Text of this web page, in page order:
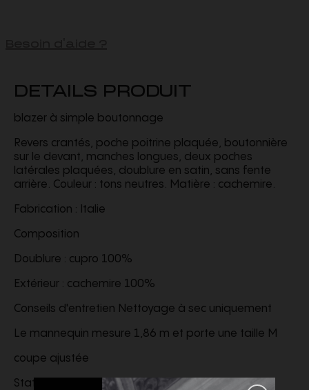
DETAILS PRODUIT
blazer à simple boutonnage
Revers crantés, poche poitrine plaquée, boutonnière
sur le devant, manches longues, deux poches
latérales plaquées, doublure en satin, sans fente
arrière. Couleur : tons neutres. Matière : cachemire.
Fabrication : Italie
Composition
Doublure : cupro 100%
Extérieur : cachemire 100%
Conseils d'entretien Nettoyage à sec uniquement
Le mannequin mesure 1,86 m et porte une taille M
coupe ajustée
Stature